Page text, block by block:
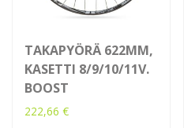
TAKAPYÖRÄ 622MM,
KASETTI 8/9/10/11V.
BOOST
222,66 €